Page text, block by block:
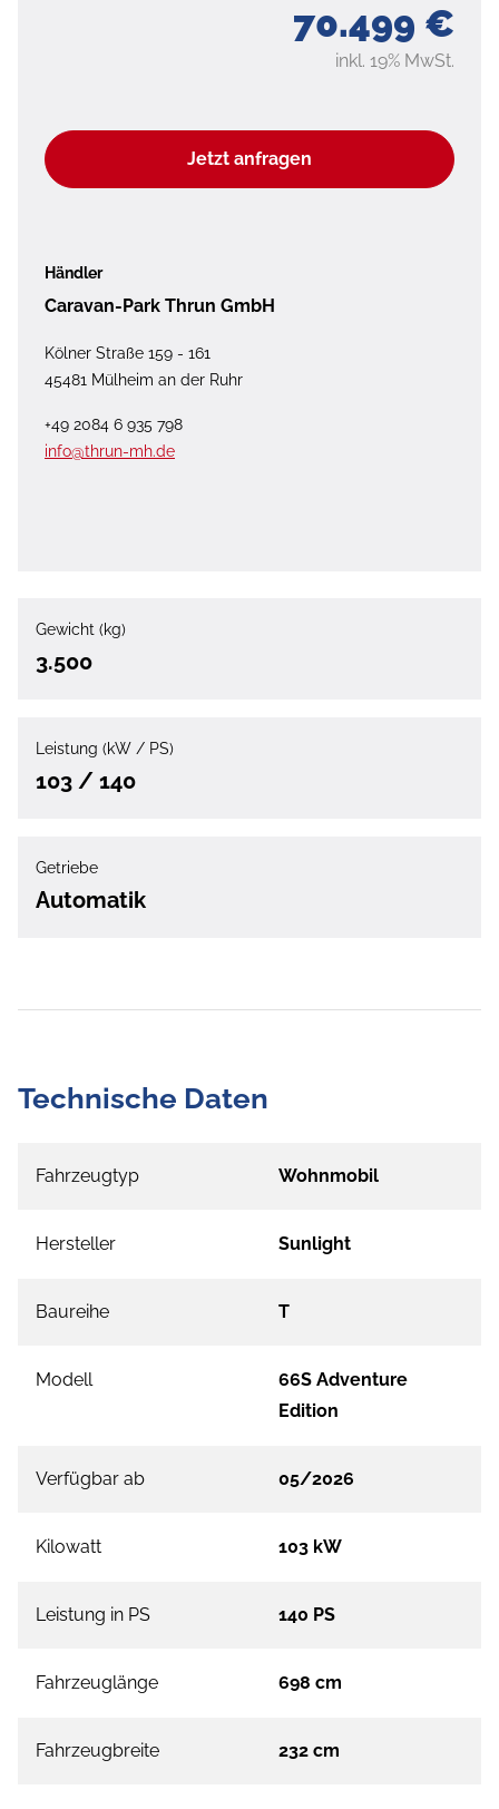
70.499 €
inkl. 19% MwSt.
Jetzt anfragen
Händler
Caravan-Park Thrun GmbH
Kölner Straße 159 - 161
45481 Mülheim an der Ruhr
+49 2084 6 935 798
info@thrun-mh.de
Gewicht (kg)
3.500
Leistung (kW / PS)
103 / 140
Getriebe
Automatik
Technische Daten
Fahrzeugtyp Wohnmobil
Hersteller Sunlight
Baureihe T
Modell
66S Adventure
Edition
Verfügbar ab 05/2026
Kilowatt 103 kW
Leistung in PS 140 PS
Fahrzeuglänge 698 cm
Fahrzeugbreite 232 cm